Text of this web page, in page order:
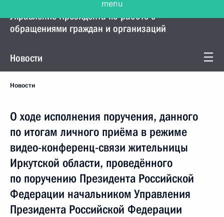
Управление Президента по работе с
обращениями граждан и организаций
Новости
Новости
О ходе исполнения поручения, данного
по итогам личного приёма в режиме
видео-конференц-связи жительницы
Иркутской области, проведённого
по поручению Президента Российской
Федерации начальником Управления
Президента Российской Федерации